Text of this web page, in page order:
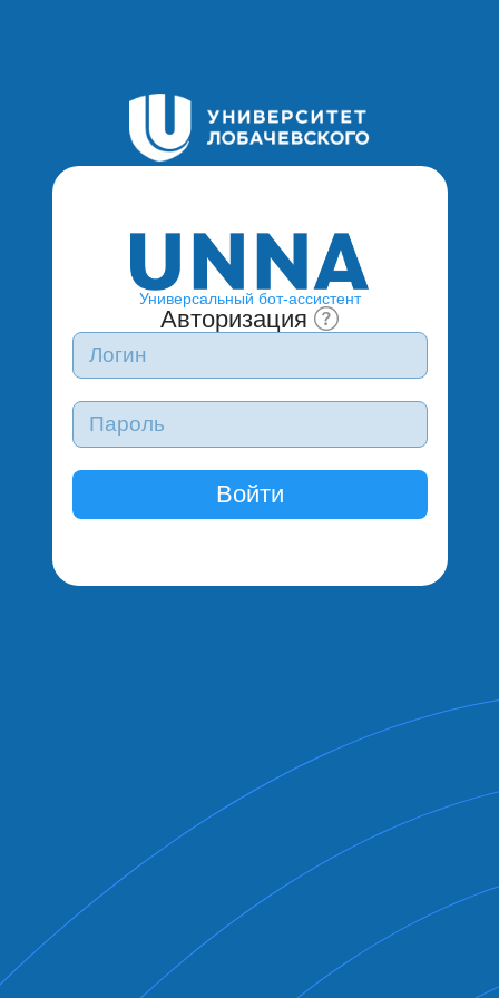
Универсальный бот-ассистент
Авторизация
Войти